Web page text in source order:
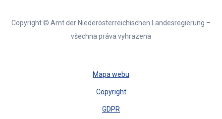
Copyright © Amt der Niederösterreichischen Landesregierung –
všechna práva vyhrazena
Mapa webu
Copyright
GDPR